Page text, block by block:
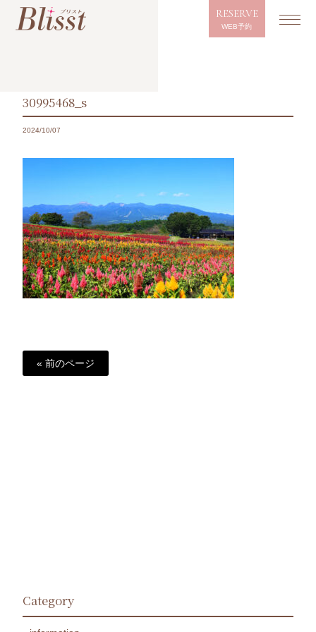
RESERVE
WEB予約
30995468_s
2024/10/07
« 前のページ
Category